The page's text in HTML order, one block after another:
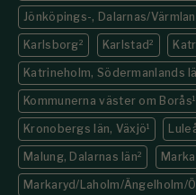
Jönköpings-, Dalarnas/
Karlsborg2 Karlstad2
Katrineholm, Södermanlands
Kommunerna väster om Borås1
Kronobergs län, Växjö1
Malung, Dalarnas län2
Markaryd/Laholm/Ängelholm/